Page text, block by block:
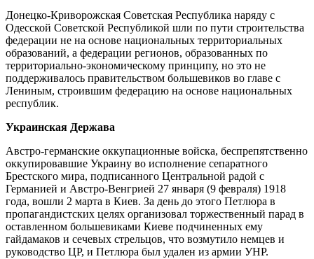
Донецко-Криворожская Советская Республика наряду с
Одесской Советской Республикой шли по пути строительства
федерации не на основе национальных территориальных
образований, а федерации регионов, образованных по
территориально-экономическому принципу, но это не
поддерживалось правительством большевиков во главе с
Лениным, строившим федерацию на основе национальных
республик.
Украинская Держава
Австро-германские оккупационные войска, беспрепятственно
оккупировавшие Украину во исполнение сепаратного
Брестского мира, подписанного Центральной радой с
Германией и Австро-Венгрией 27 января (9 февраля) 1918
года, вошли 2 марта в Киев. За день до этого Петлюра в
пропагандистских целях организовал торжественный парад в
оставленном большевиками Киеве подчиненных ему
гайдамаков и сечевых стрельцов, что возмутило немцев и
руководство ЦР, и Петлюра был удален из армии УНР.